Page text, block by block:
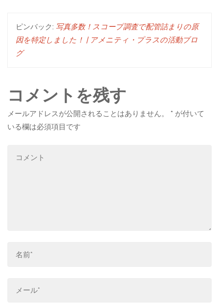
ピンバック: 写真多数！スコープ調査で配管詰まりの原
因を特定しました！ | アメニティ・プラスの活動ブロ
グ
コメントを残す
メールアドレスが公開されることはありません。 * が付いて
いる欄は必須項目です